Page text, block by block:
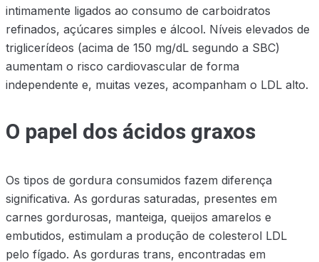
intimamente ligados ao consumo de carboidratos
refinados, açúcares simples e álcool. Níveis elevados de
triglicerídeos (acima de 150 mg/dL segundo a SBC)
aumentam o risco cardiovascular de forma
independente e, muitas vezes, acompanham o LDL alto.
O papel dos ácidos graxos
Os tipos de gordura consumidos fazem diferença
significativa. As gorduras saturadas, presentes em
carnes gordurosas, manteiga, queijos amarelos e
embutidos, estimulam a produção de colesterol LDL
pelo fígado. As gorduras trans, encontradas em